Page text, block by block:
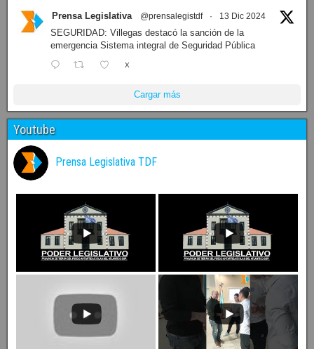
Prensa Legislativa @prensalegistdf · 13 Dic 2024
SEGURIDAD: Villegas destacó la sanción de la
emergencia Sistema integral de Seguridad Pública
X
Cargar más
Youtube
Prensa Legislativa TDF